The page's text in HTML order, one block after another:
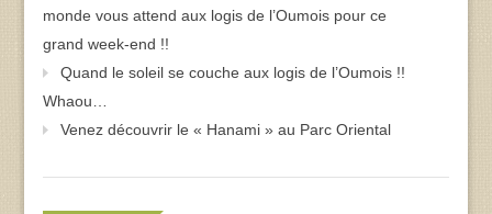
monde vous attend aux logis de l’Oumois pour ce
grand week-end !!
Quand le soleil se couche aux logis de l’Oumois !!
Whaou…
Venez découvrir le « Hanami » au Parc Oriental